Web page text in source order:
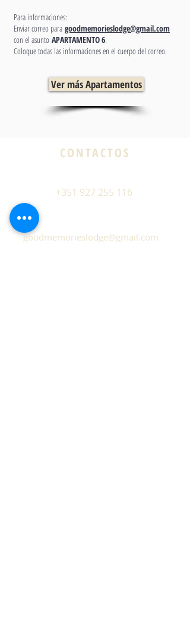
Para informaciones:
Enviar correo para goodmemorieslodge@gmail.com
con el asunto APARTAMENTO 6.
Coloque todas las informaciones en el cuerpo del correo.
Ver más Apartamentos
CONTACTOS
+351 927 255 116
goodmemorieslodge@gmail.com